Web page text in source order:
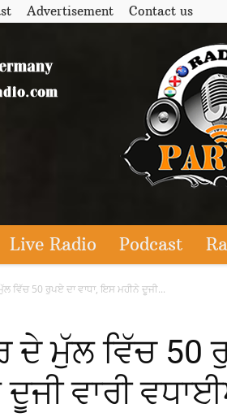
Advertisement Contact us
Live Radio Podcast
ਵਿੱਚ 50 ਰੁਪਏ ਦਾ ਵਾਧਾ, ਇਸ ਮਹੀਨੇ ਦੂਜੀ...
ਦੇ ਮੁੱਲ ਵਿੱਚ 50
ਦੂਜੀ ਵਾਰੀ